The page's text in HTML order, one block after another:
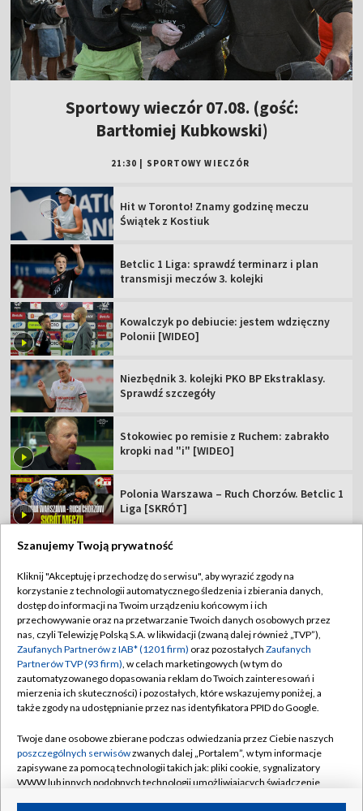
Sportowy wieczór 07.08. (gość:
Bartłomiej Kubkowski)
21:30 SPORTOWY WIECZÓR
Hit w Toronto! Znamy godzinę meczu
Świątek z Kostiuk
Betclic 1 Liga: sprawdź terminarz i plan
transmisji meczów 3. kolejki
Kowalczyk po debiucie: jestem wdzięczny
Polonii [WIDEO]
Niezbędnik 3. kolejki PKO BP Ekstraklasy.
Sprawdź szczegóły
Stokowiec po remisie z Ruchem: zabrakło
kropki nad "i" [WIDEO]
Polonia Warszawa – Ruch Chorzów. Betclic 1
Liga [SKRÓT]
TVP
Abonament TVP
Sklep TVP
Biuro Reklamy
Oferta Handlowa
Emisja w TVP
Rada Programowa
Ogłoszenia przetargowe
Regulamin TVP
Polityka prywatności
Moje zgody
Biuro reklamy
Kanały
Szanujemy Twoją prywatność
Kliknij "Akceptuję i przechodzę do serwisu", aby wyrazić zgody na
korzystanie z technologii automatycznego śledzenia i zbierania danych,
dostęp do informacji na Twoim urządzeniu końcowym i ich
przechowywanie oraz na przetwarzanie Twoich danych osobowych przez
nas, czyli Telewizję Polską S.A. w likwidacji (zwaną dalej również „TVP”),
Zaufanych Partnerów z IAB* (1201 firm) oraz pozostałych Zaufanych
Partnerów TVP (93 firm), w celach marketingowych (w tym do
zautomatyzowanego dopasowania reklam do Twoich zainteresowań i
mierzenia ich skuteczności) i pozostałych, które wskazujemy poniżej, a
także zgody na udostępnianie przez nas identyfikatora PPID do Google.
Twoje dane osobowe zbierane podczas odwiedzania przez Ciebie naszych
poszczególnych serwisówzwanych dalej „Portalem”, w tym informacje
zapisywane za pomocą technologii takich jak: pliki cookie, sygnalizatory
WWW lub innych podobnych technologii umożliwiających świadczenie